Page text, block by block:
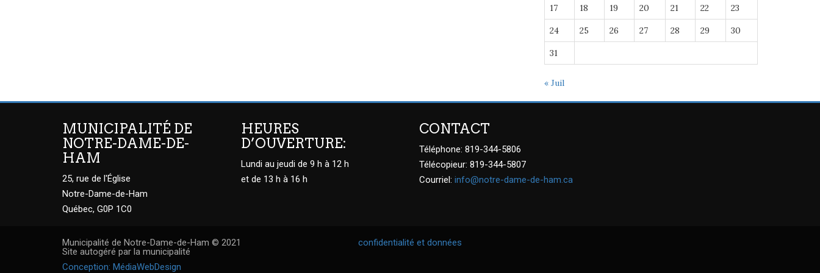
17 18 19 20 21 22 23
24 25 26 27 28 29 30
31
« Juil
MUNICIPALITÉ DE
NOTRE-DAME-DE-
HAM
25, rue de l'Église
Notre-Dame-de-Ham
Québec, G0P 1C0
HEURES
D’OUVERTURE:
Lundi au jeudi de 9 h à 12 h
et de 13 h à 16 h
CONTACT
Téléphone: 819-344-5806
Télécopieur: 819-344-5807
Courriel: info@notre-dame-de-ham.ca
Municipalité de Notre-Dame-de-Ham © 2021
Site autogéré par la municipalité
Conception: MédiaWebDesign
confidentialité et données